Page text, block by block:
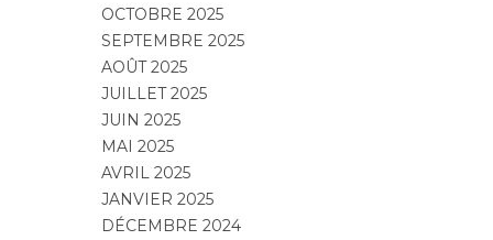
OCTOBRE 2025
SEPTEMBRE 2025
AOÛT 2025
JUILLET 2025
JUIN 2025
MAI 2025
AVRIL 2025
JANVIER 2025
DÉCEMBRE 2024